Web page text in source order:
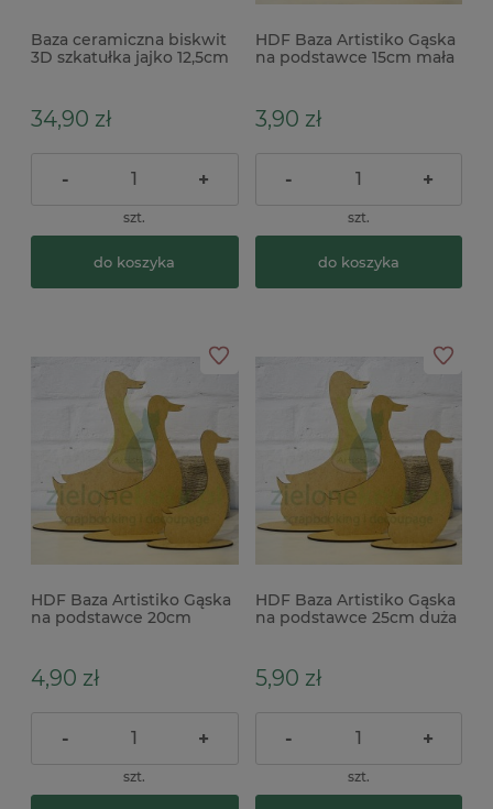
Baza ceramiczna biskwit
3D szkatułka jajko 12,5cm
34,90 zł
- +
szt.
do koszyka
HDF Baza Artistiko Gąska
na podstawce 15cm mała
3,90 zł
- +
szt.
do koszyka
HDF Baza Artistiko Gąska
na podstawce 20cm
4,90 zł
- +
szt.
HDF Baza Artistiko Gąska
na podstawce 25cm duża
5,90 zł
- +
szt.